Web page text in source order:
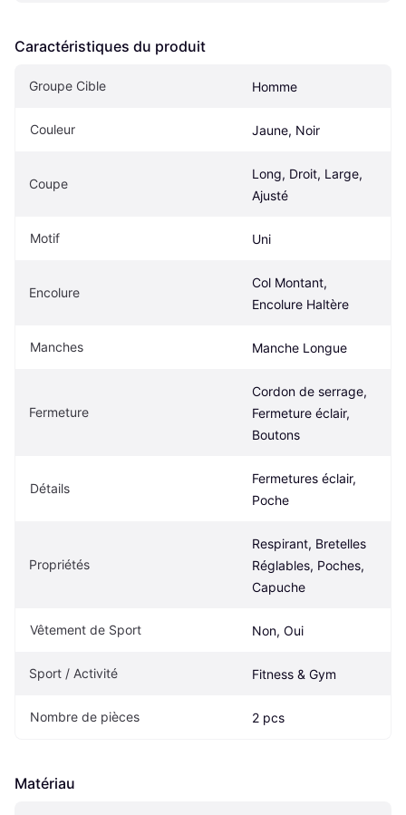
Caractéristiques du produit
Groupe Cible Homme
Couleur Jaune, Noir
Coupe
Long, Droit, Large,
Ajusté
Motif Uni
Encolure
Col Montant,
Encolure Haltère
Manches Manche Longue
Fermeture
Cordon de serrage,
Fermeture éclair,
Boutons
Détails
Fermetures éclair,
Poche
Propriétés
Respirant, Bretelles
Réglables, Poches,
Capuche
Vêtement de Sport Non, Oui
Sport / Activité Fitness & Gym
Nombre de pièces 2 pcs
Matériau